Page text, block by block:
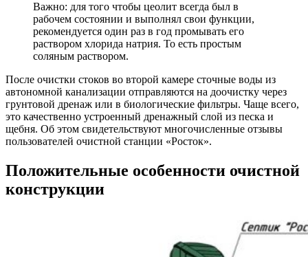
Важно: для того чтобы цеолит всегда был в
рабочем состоянии и выполнял свои функции,
рекомендуется один раз в год промывать его
раствором хлорида натрия. То есть простым
соляным раствором.
После очистки стоков во второй камере сточные воды из
автономной канализации отправляются на доочистку через
грунтовой дренаж или в биологические фильтры. Чаще всего,
это качественно устроенный дренажный слой из песка и
щебня. Об этом свидетельствуют многочисленные отзывы
пользователей очистной станции «Росток».
Положительные особенности очистной
конструкции